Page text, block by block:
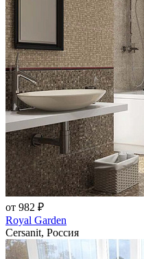
от 982 ₽
Royal Garden
Cersanit, Россия